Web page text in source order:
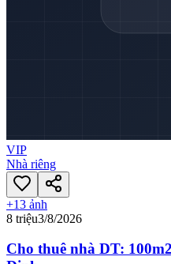
VIP
Nhà riêng
+13 ảnh
8 triệu3/8/2026
Cho thuê nhà DT: